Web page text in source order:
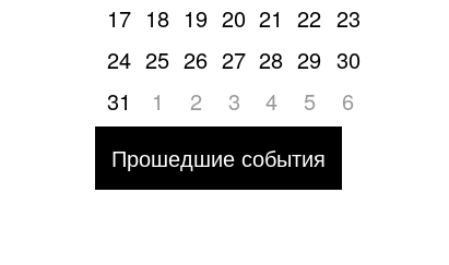
17 18 19 20 21 22 23
24 25 26 27 28 29 30
31
1 2 3 4 5
6
Прошедшие события